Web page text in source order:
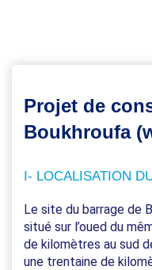
Projet de
Boukhroufa
I- LOCALISATION
Le site du barrage de
situé sur l’oued du
de kilomètres au sud
une trentaine de